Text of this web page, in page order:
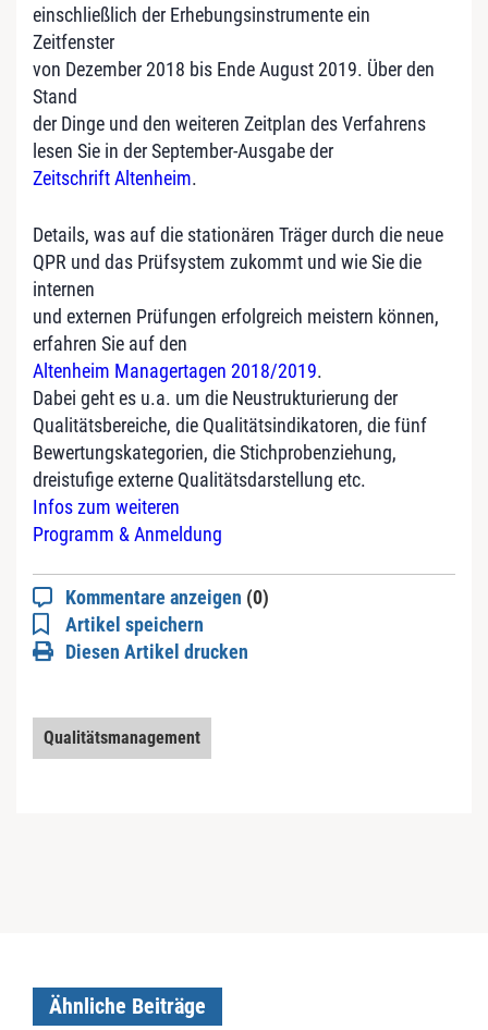
einschließlich der Erhebungsinstrumente ein
Zeitfenster
von Dezember 2018 bis Ende August 2019. Über den
Stand
der Dinge und den weiteren Zeitplan des Verfahrens
lesen Sie in der September-Ausgabe der
Zeitschrift Altenheim.
Details, was auf die stationären Träger durch die neue
QPR und das Prüfsystem zukommt und wie Sie die
internen
und externen Prüfungen erfolgreich meistern können,
erfahren Sie auf den
Altenheim Managertagen 2018/2019.
Dabei geht es u.a. um die Neustrukturierung der
Qualitätsbereiche, die Qualitätsindikatoren, die fünf
Bewertungskategorien, die Stichprobenziehung,
dreistufige externe Qualitätsdarstellung etc.
Infos zum weiteren
Programm & Anmeldung
Kommentare anzeigen (0)
Artikel speichern
Diesen Artikel drucken
Qualitätsmanagement
Ähnliche Beiträge